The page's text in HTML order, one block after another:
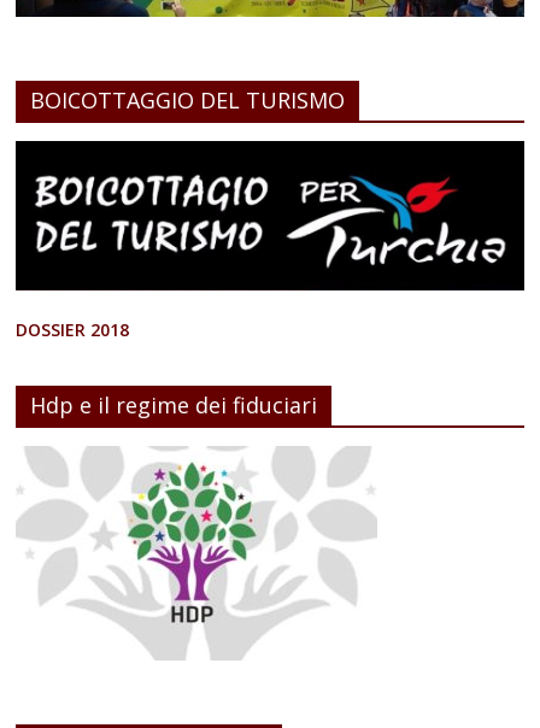
BOICOTTAGGIO DEL TURISMO
DOSSIER 2018
Hdp e il regime dei fiduciari